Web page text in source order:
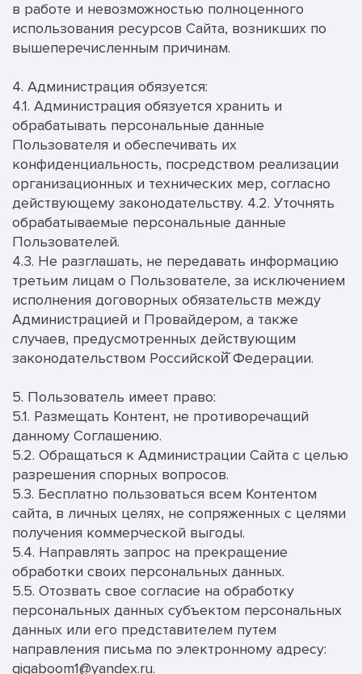
в работе и невозможностью полноценного
использования ресурсов Сайта, возникших по
вышеперечисленным причинам.
4. Администрация обязуется:
4.1. Администрация обязуется хранить и
обрабатывать персональные данные
Пользователя и обеспечивать их
конфиденциальность, посредством реализации
организационных и технических мер, согласно
действующему законодательству. 4.2. Уточнять
обрабатываемые персональные данные
Пользователей.
4.3. Не разглашать, не передавать информацию
третьим лицам о Пользователе, за исключением
исполнения договорных обязательств между
Администрацией и Провайдером, а также
случаев, предусмотренных действующим
законодательством Российской̆ Федерации.
5. Пользователь имеет право:
5.1. Размещать Контент, не противоречащий
данному Соглашению.
5.2. Обращаться к Администрации Сайта с целью
разрешения спорных вопросов.
5.3. Бесплатно пользоваться всем Контентом
сайта, в личных целях, не сопряженных с целями
получения коммерческой выгоды.
5.4. Направлять запрос на прекращение
обработки своих персональных данных.
5.5. Отозвать свое согласие на обработку
персональных данных субъектом персональных
данных или его представителем путем
направления письма по электронному адресу:
gigaboom1@yandex.ru.